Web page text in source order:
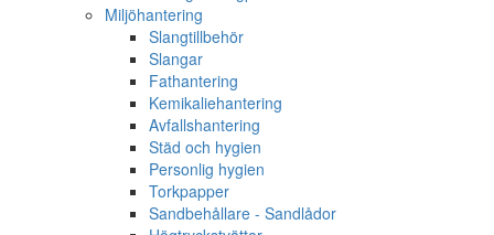
Miljöhantering
Slangtillbehör
Slangar
Fathantering
Kemikaliehantering
Avfallshantering
Städ och hygien
Personlig hygien
Torkpapper
Sandbehållare - Sandlådor